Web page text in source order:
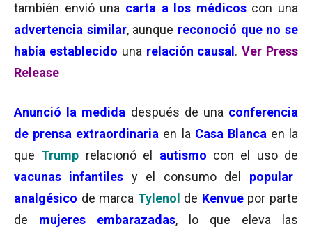
también envió una carta a los médicoscon una
advertencia similar, aunque reconoció que no se
había establecido una relación causal .Ver Press
Release
Anunció la medida después de una conferencia
de prensa extraordinaria en la Casa Blanca en la
que Trump relacionó el autismo con el uso de
vacunas infantiles y el consumo del
popular
analgésico de marca Tylenol de Kenvue por parte
de mujeres embarazadas, lo que eleva las